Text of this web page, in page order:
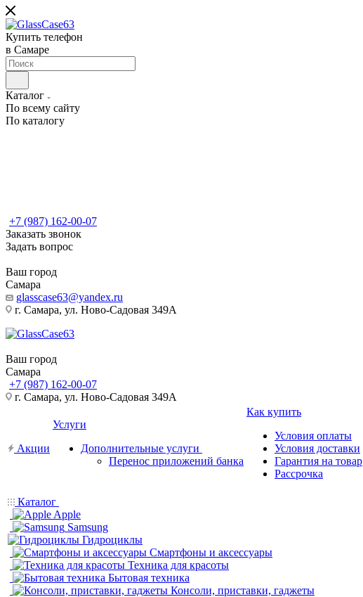
Купить телефон
в Самаре
Каталог
По всему сайту
По каталогу
+7 (987) 162-00-07
Заказать звонок
Задать вопрос
Ваш город
Самара
glasscase63@yandex.ru
г. Самара, ул. Ново-Садовая 349А
Ваш город
Самара
+7 (987) 162-00-07
г. Самара, ул. Ново-Садовая 349А
Акции
Услуги
Дополнительные услуги
Перенос приложений банка
Как купить
Условия оплаты
Условия доставки
Гарантия на товар
Рассрочка
Каталог
Apple
Samsung
Гидроциклы
Смартфоны и аксессуары
Техника для красоты
Бытовая техника
Консоли, приставки, гаджеты